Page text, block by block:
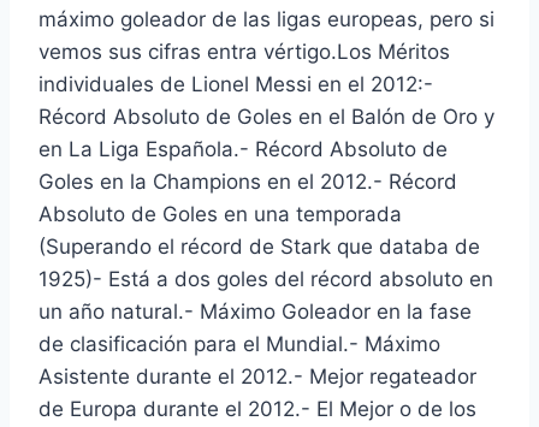
máximo goleador de las ligas europeas, pero si
vemos sus cifras entra vértigo.Los Méritos
individuales de Lionel Messi en el 2012:-
Récord Absoluto de Goles en el Balón de Oro y
en La Liga Española.- Récord Absoluto de
Goles en la Champions en el 2012.- Récord
Absoluto de Goles en una temporada
(Superando el récord de Stark que databa de
1925)- Está a dos goles del récord absoluto en
un año natural.- Máximo Goleador en la fase
de clasificación para el Mundial.- Máximo
Asistente durante el 2012.- Mejor regateador
de Europa durante el 2012.- El Mejor o de los